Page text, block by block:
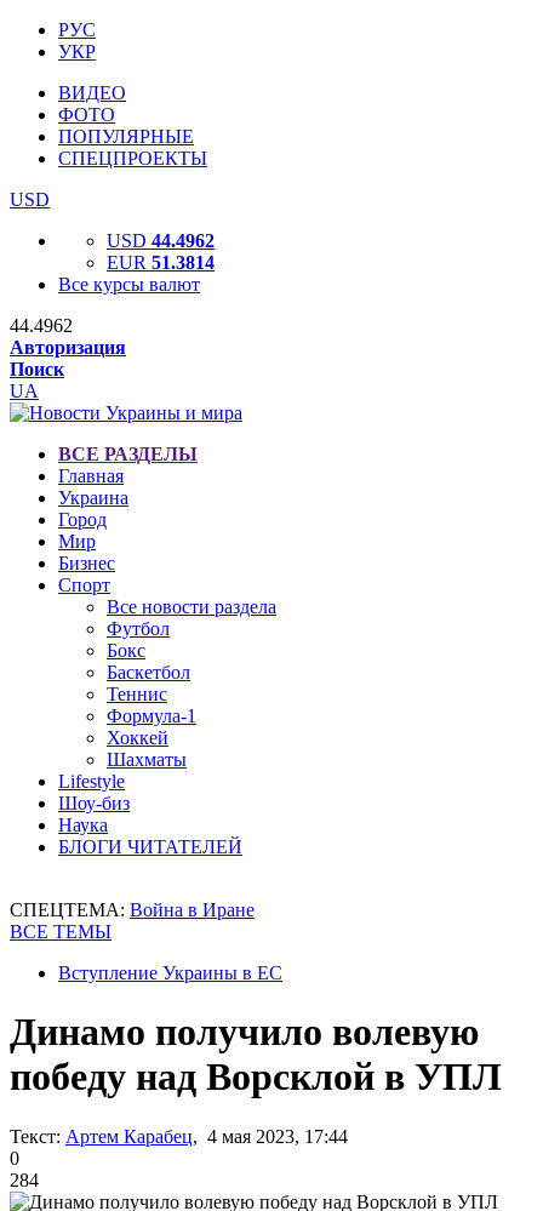
РУС
УКР
ВИДЕО
ФОТО
ПОПУЛЯРНЫЕ
СПЕЦПРОЕКТЫ
USD
USD 44.4962
EUR 51.3814
Все курсы валют
44.4962
Авторизация
Поиск
UA
ВСЕ РАЗДЕЛЫ
Главная
Украина
Город
Мир
Бизнес
Спорт
Все новости раздела
Футбол
Бокс
Баскетбол
Теннис
Формула-1
Хоккей
Шахматы
Lifestyle
Шоу-биз
Наука
БЛОГИ ЧИТАТЕЛЕЙ
СПЕЦТЕМА: Война в Иране
ВСЕ ТЕМЫ
Вступление Украины в ЕС
Динамо получило волевую
победу над Ворсклой в УПЛ
Текст: Артем Карабец, 4 мая 2023, 17:44
0
284